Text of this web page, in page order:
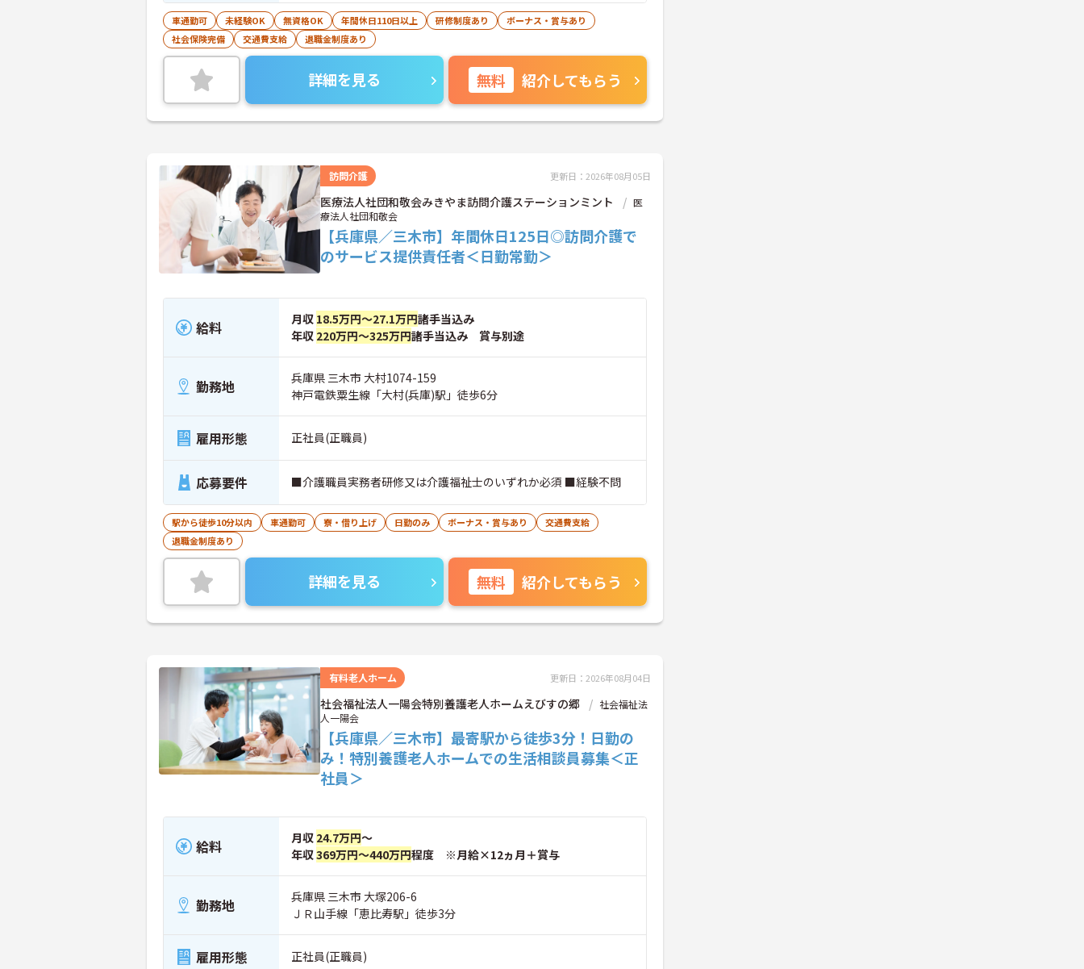
車通勤可 未経験OK 無資格OK 年間休日110日以上 研修制度あり
ボーナス・賞与あり
社会保険完備
交通費支給 退職金制度あり
詳細を見る 無料 紹介してもらう
訪問介護 更新日：2026年08月05日
医療法人社団和敬会みきやま訪問介護ステーションミント
医
療法人社団和敬会
【兵庫県／三木市】年間休日125日◎訪問介護で
のサービス提供責任者＜日勤常勤＞
給料 月収 18.5万円～27.1万円諸手当込み
年収 220万円～325万円諸手当込み 賞与別途
勤務地
兵庫県 三木市 大村1074-159
神戸電鉄粟生線「大村(兵庫)駅」徒歩6分
雇用形態 正社員(正職員)
応募要件 ■介護職員実務者研修又は介護福祉士のいずれか必須 ■経験不問
駅から徒歩10分以内 車通勤可 寮・借り上げ 日勤のみ ボーナス・賞与あり
交通費支給
退職金制度あり
詳細を見る 無料 紹介してもらう
有料老人ホーム 更新日：2026年08月04日
社会福祉法人一陽会特別養護老人ホームえびすの郷
社会福祉法
人一陽会
【兵庫県／三木市】最寄駅から徒歩3分！日勤の
み！特別養護老人ホームでの生活相談員募集＜正
社員＞
給料 月収 24.7万円～
年収369万円～440万円程度 ※月給×12ヵ月＋賞与
勤務地
兵庫県 三木市 大塚206-6
ＪＲ山手線「恵比寿駅」徒歩3分
雇用形態 正社員(正職員)